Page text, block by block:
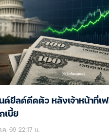
ด์ยีลด์ดีดตัว หลังเจ้าหน้าที่เ
เบี้ย
ค. 69 22:17 น.